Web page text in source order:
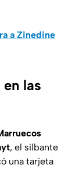
a Zinedine
las
, el silbante
una tarjeta